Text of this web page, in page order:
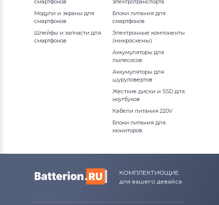
смартфонов
Модули и экраны для
смартфонов
Шлейфы и запчасти для
смартфонов
электротранспорта
Блоки питания для
смартфонов
Электронные компоненты
(микросхемы)
Аккумуляторы для
пылесосов
Аккумуляторы для
шуруповертов
Жесткие диски и SSD для
ноутбуков
Кабели питания 220V
Блоки питания для
мониторов
КОМПЛЕКТУЮЩИЕ
для вашего девайса